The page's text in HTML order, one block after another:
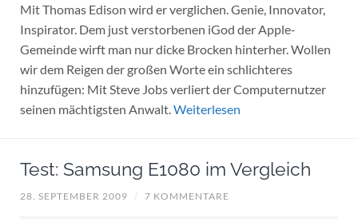
Mit Thomas Edison wird er verglichen. Genie, Innovator,
Inspirator. Dem just verstorbenen iGod der Apple-
Gemeinde wirft man nur dicke Brocken hinterher. Wollen
wir dem Reigen der großen Worte ein schlichteres
hinzufügen: Mit Steve Jobs verliert der Computernutzer
seinen mächtigsten Anwalt.Weiterlesen
Test: Samsung E1080 im Vergleich
28. SEPTEMBER 2009 / 7 KOMMENTARE